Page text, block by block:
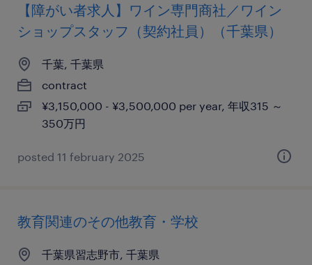
【障がい者求人】ワイン専門商社／ワイン
ショップスタッフ（契約社員）（千葉県）
千葉, 千葉県
contract
¥3,150,000 - ¥3,500,000 per year, 年収315 ～
350万円
posted 11 february 2025
教育関連のその他教育・学校
千葉県習志野市, 千葉県